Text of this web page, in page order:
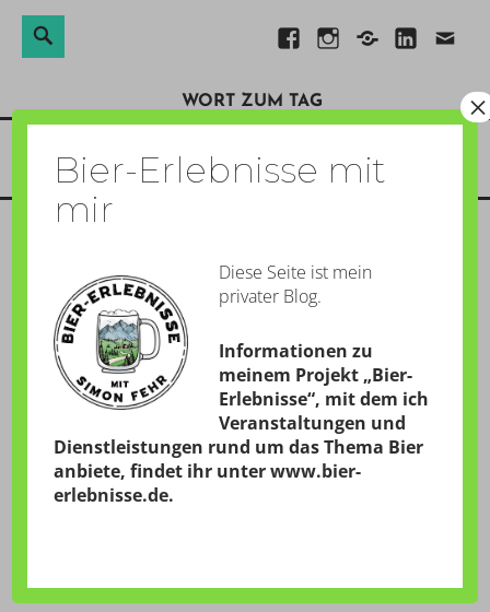
Direkt
Inhalt
FacebookInstagram
Xing Linkedin
E-
Suche
WORT ZUM TAG
Menü
ACHTELFINALE!
GESCHRIEBEN AM:1. JULI 2014
vonSimon
Bier-Erlebnisse mit
mir
Diese Seite ist mein
privater Blog.
Informationen zu
meinem Projekt „Bier-
Erlebnisse“, mit dem ich
Veranstaltungen und
Dienstleistungen rund um das Thema Bier
anbiete, findet ihr unterwww.bier-
erlebnisse.de.
×